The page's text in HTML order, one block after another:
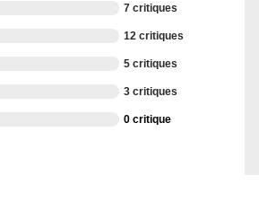
7 critiques
12 critiques
5 critiques
3 critiques
0 critique